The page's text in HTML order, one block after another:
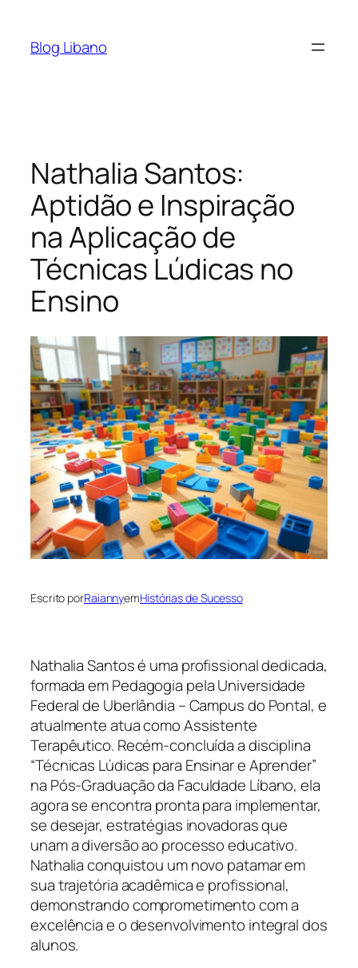
Blog Libano
Nathalia Santos:
Aptidão e Inspiração
na Aplicação de
Técnicas Lúdicas no
Ensino
Escrito porRaiannyemHistórias de Sucesso
Nathalia Santos é uma profissional dedicada,
formada em Pedagogia pela Universidade
Federal de Uberlândia – Campus do Pontal, e
atualmente atua como Assistente
Terapêutico. Recém-concluída a disciplina
“Técnicas Lúdicas para Ensinar e Aprender”
na Pós-Graduação da Faculdade Líbano, ela
agora se encontra pronta para implementar,
se desejar, estratégias inovadoras que
unam a diversão ao processo educativo.
Nathalia conquistou um novo patamar em
sua trajetória acadêmica e profissional,
demonstrando comprometimento com a
excelência e o desenvolvimento integral dos
alunos.